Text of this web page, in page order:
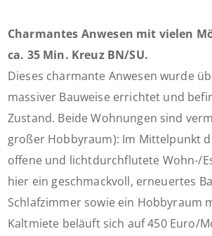
Charmantes Anwesen mit vielen
ca. 35 Min. Kreuz BN/SU.
Dieses charmante Anwesen wurde
massiver Bauweise errichtet und
Zustand. Beide Wohnungen sind
großer Hobbyraum): Im Mittelpunkt
offene und lichtdurchflutete Wohn-/
hier ein geschmackvoll, erneuertes
Schlafzimmer sowie ein Hobbyraum
Kaltmiete beläuft sich auf 450 Euro/